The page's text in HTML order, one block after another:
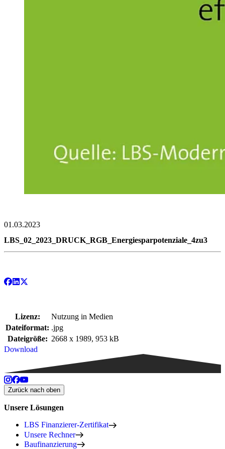
01.03.2023
LBS_02_2023_DRUCK_RGB_Energiesparpotenziale_4zu3
Lizenz:
Nutzung in Medien
Dateiformat: .jpg
Dateigröße: 2668 x 1989, 953 kB
Download
Zurück nach oben
Unsere Lösungen
LBS Finanzierer-Zertifikat
Unsere Rechner
Baufinanzierung